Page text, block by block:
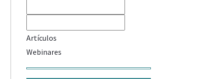
Artículos
Webinares